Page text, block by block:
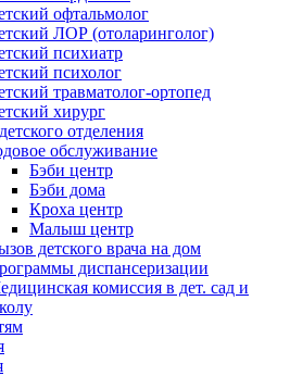
офтальмолог
ЛОР (отоларинголог)
психиатр
психолог
травматолог-ортопед
хирург
отделения
обслуживание
Бэби центр
Бэби дома
Кроха центр
Малыш центр
детского врача на дом
диспансеризации
комиссия в дет. сад и